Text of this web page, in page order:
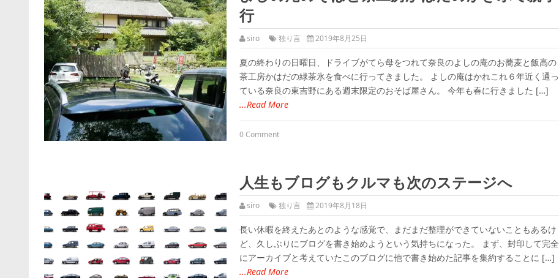
行
siro 独り言 2019年8月25日
夏の終わりの日曜日、ドライブがてら母をつれて奈良のよしの庵のお蕎麦と飯高の
茶工房かはだの緑茶氷を食べに行ってきました。 よしの庵はかれこれ６年近く通っ
ている奈良の東吉野にある週末限定のおそば屋さん。 今年も春に行きました […]
...Read More
0 Comment
人生もブログもクルマも次のステージへ
siro 独り言 2019年8月18日
長い休暇を終えたあとのような感覚で、まだまだ整理ができていないこともあるけ
ど、久しぶりにブログを書き始めようという気持ちになった。 まず、封印して完全
にアーカイブと考えていたこのブログに他で書き始めた記事を集約することに […]
...Read More